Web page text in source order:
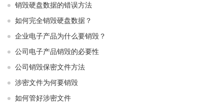
销毁硬盘数据的错误方法
如何完全销毁硬盘数据？
企业电子产品为什么要销毁？
公司电子产品销毁的必要性
公司销毁保密文件方法
涉密文件为何要销毁
如何管好涉密文件